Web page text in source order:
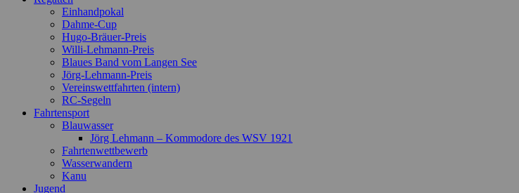
Einhandpokal
Dahme-Cup
Hugo-Bräuer-Preis
Willi-Lehmann-Preis
Blaues Band vom Langen See
Jörg-Lehmann-Preis
Vereinswettfahrten (intern)
RC-Segeln
Fahrtensport
Blauwasser
Jörg Lehmann – Kommodore des WSV 1921
Fahrtenwettbewerb
Wasserwandern
Kanu
Jugend